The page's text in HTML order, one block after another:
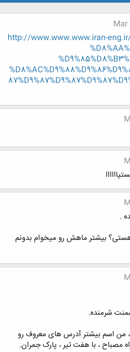
Mar
http://www.www.www.iran-
.
بیشتر ماهش رو میخوام بدونم
شرمنده.
من اسم بیشتر آدرس های معروف رو
مصباح ، با هفت تیر ، پارک جمران.